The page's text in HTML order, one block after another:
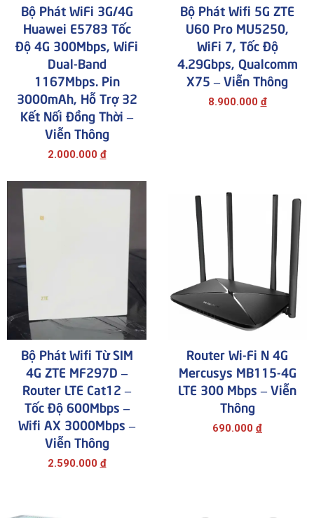
Bộ Phát WiFi 3G/4G
Huawei E5783 Tốc
Độ 4G 300Mbps, WiFi
Dual-Band
1167Mbps. Pin
3000mAh, Hỗ Trợ 32
Kết Nối Đồng Thời –
Viễn Thông
2.000.000 đ
Bộ Phát Wifi 5G ZTE
U60 Pro MU5250,
WiFi 7, Tốc Độ
4.29Gbps, Qualcomm
X75 – Viễn Thông
8.900.000 đ
Bộ Phát Wifi Từ SIM
4G ZTE MF297D –
Router LTE Cat12 –
Tốc Độ 600Mbps –
Wifi AX 3000Mbps –
Viễn Thông
2.590.000 đ
Router Wi-Fi N 4G
Mercusys MB115-4G
LTE 300 Mbps – Viễn
Thông
690.000 đ